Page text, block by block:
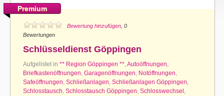
Premium
Bewertung hinzufügen , 0
Bewertungen
Schlüsseldienst Göppingen
Aufgelistet in ** Region Göppingen **,Autoöffnungen,
Briefkastenöffnungen, Garagenöffnungen, Notöffnungen,
Safeöffnungen, Schließanlagen, Schließanlagen Göppingen,
Schlosstausch, Schlosstausch Göppingen, Schlosswechsel ,